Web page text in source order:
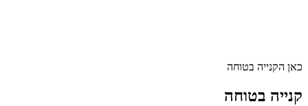
כאן הקנייה בטוחה
קנייה בטוחה